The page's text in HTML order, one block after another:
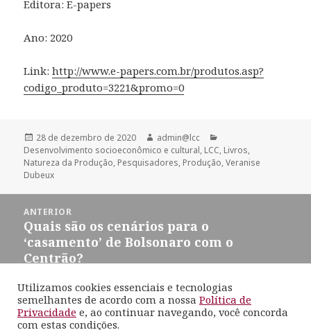
Editora: E-papers
Ano: 2020
Link:http://www.e-papers.com.br/produtos.asp?
codigo_produto=3221&promo=0
Publicado
em
28 de dezembro de 2020 Autor
admin@lcc
Desenvolvimento socioeconômico e cultural, LCC, Livros,
Natureza da Produção, Pesquisadores, Produção,Veranise
Dubeux
ANTERIOR
Post
anterior:
Quais são os cenários para o
‘casamento’ de Bolsonaro com o
Centrão?
SEGUINTE
Próximo
post:
Gestão estratégica na Economia
Criativa
Utilizamos cookies essenciais e tecnologias
semelhantes de acordo com a nossa Política de
Privacidade e, ao continuar navegando, você concorda
com estas condições.